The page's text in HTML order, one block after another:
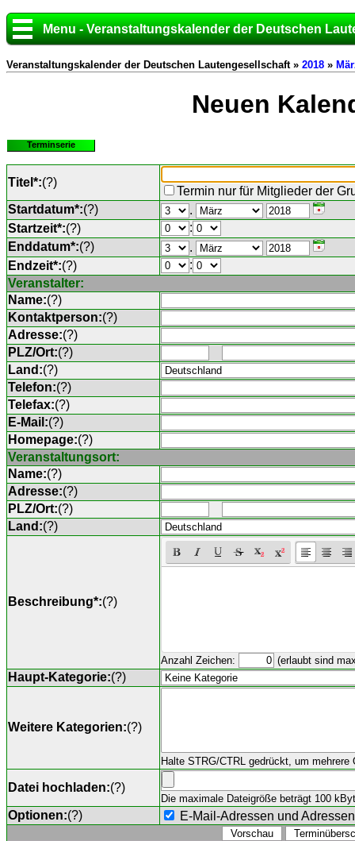
Menu - Veranstaltungskalender der Deutschen
Veranstaltungskalender der Deutschen Lautengesellschaft » 2018 »
Neuen
Terminserie
Titel*:(?)
Termin nur für Mitglieder der
Startdatum*:(?)
.
Startzeit*:(?)
:
Enddatum*:(?)
.
Endzeit*:(?)
:
Veranstalter:
Name:(?)
Kontaktperson:(?)
Adresse:(?)
PLZ/Ort:(?)
Land:(?)
Telefon:(?)
Telefax:(?)
E-Mail:(?)
Homepage:(?)
Veranstaltungsort:
Name:(?)
Adresse:(?)
PLZ/Ort:(?)
Land:(?)
Beschreibung*:(?)
Anzahl Zeichen: (erlaubt sind
Haupt-Kategorie:(?)
Weitere Kategorien:(?)
Halte STRG/CTRL gedrückt, um mehrere
Datei hochladen:(?)
Die maximale Dateigröße beträgt 100
Optionen:(?) E-Mail-Adressen und